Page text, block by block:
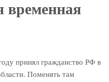
временная
принял гражданство РФ в
Поменять там